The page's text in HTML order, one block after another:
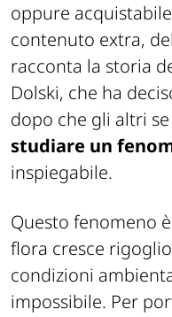
oppure
contenuto extra,
racconta la storia
Dolski, che ha
dopo che gli altri
studiare un
inspiegabile.
Questo fenomeno è
flora cresce
condizioni
impossibile. Per